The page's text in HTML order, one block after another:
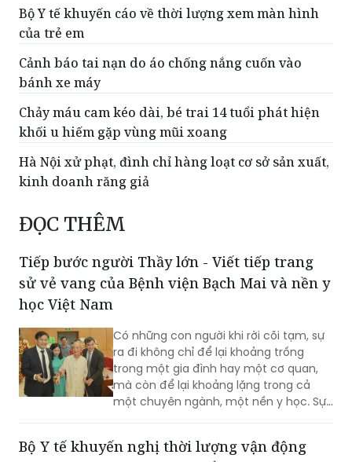
Bộ Y tế khuyến cáo về thời lượng xem màn hình
của trẻ em
Cảnh báo tai nạn do áo chống nắng cuốn vào
bánh xe máy
Chảy máu cam kéo dài, bé trai 14 tuổi phát hiện
khối u hiếm gặp vùng mũi xoang
Hà Nội xử phạt, đình chỉ hàng loạt cơ sở sản xuất,
kinh doanh răng giả
ĐỌC THÊM
Tiếp bước người Thầy lớn - Viết tiếp trang
sử vẻ vang của Bệnh viện Bạch Mai và nền y
học Việt Nam
Có những con người khi rời cõi tạm, sự
ra đi không chỉ để lại khoảng trống
trong một gia đình hay một cơ quan,
mà còn để lại khoảng lặng trong cả
một chuyên ngành, một nền y học. Sự
một mất mát như vậy.
Bộ Y tế khuyến nghị thời lượng vận động